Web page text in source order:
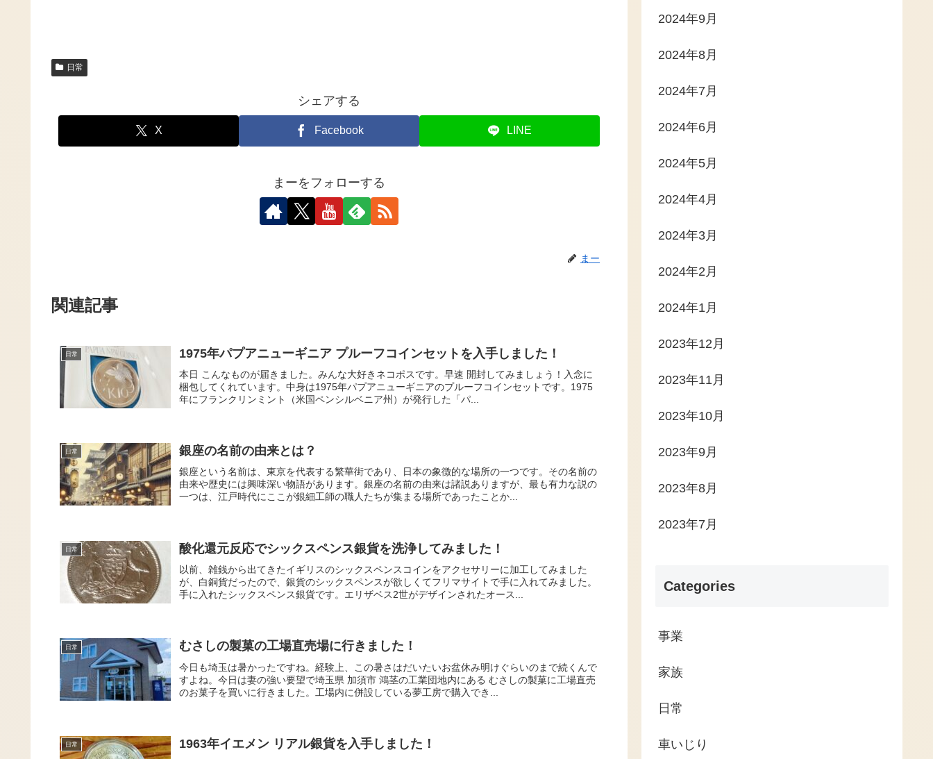
日常
シェアする
X Facebook LINE
まーをフォローする
まー
関連記事
日常 1975年パプアニューギニア プルーフコインセットを入手しました！
本日 こんなものが届きました。みんな大好きネコポスです。早速 開封してみましょう！入念に
梱包してくれています。中身は1975年パプアニューギニアのプルーフコインセットです。1975
年にフランクリンミント（米国ペンシルベニア州）が発行した「パ...
日常 銀座の名前の由来とは？
銀座という名前は、東京を代表する繁華街であり、日本の象徴的な場所の一つです。その名前の
由来や歴史には興味深い物語があります。銀座の名前の由来は諸説ありますが、最も有力な説の
一つは、江戸時代にここが銀細工師の職人たちが集まる場所であったことか...
日常 酸化還元反応でシックスペンス銀貨を洗浄してみました！
以前、雑銭から出てきたイギリスのシックスペンスコインをアクセサリーに加工してみました
が、白銅貨だったので、銀貨のシックスペンスが欲しくてフリマサイトで手に入れてみました。
手に入れたシックスペンス銀貨です。エリザベス2世がデザインされたオース...
日常 むさしの製菓の工場直売場に行きました！
今日も埼玉は暑かったですね。経験上、この暑さはだいたいお盆休み明けぐらいのまで続くんで
すよね。今日は妻の強い要望で埼玉県 加須市 鴻茎の工業団地内にある むさしの製菓に工場直売
のお菓子を買いに行きました。工場内に併設している夢工房で購入でき...
日常 1963年イエメン リアル銀貨を入手しました！
2024年9月
2024年8月
2024年7月
2024年6月
2024年5月
2024年4月
2024年3月
2024年2月
2024年1月
2023年12月
2023年11月
2023年10月
2023年9月
2023年8月
2023年7月
Categories
事業
家族
日常
車いじり